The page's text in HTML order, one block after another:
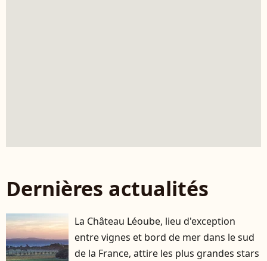
Dernières actualités
La Château Léoube, lieu d'exception
entre vignes et bord de mer dans le sud
de la France, attire les plus grandes stars